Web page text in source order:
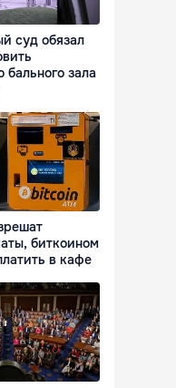
суд обязал
бального зала
биткоином
в кафе